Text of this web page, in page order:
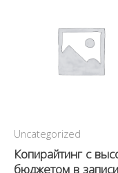
Uncategorized
Копирайтинг с
бюджетом в записи